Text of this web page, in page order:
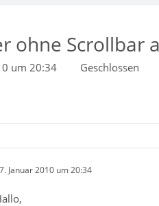
ohne Scrollbar
um 20:34 Geschlossen
Januar 2010 um 20:34